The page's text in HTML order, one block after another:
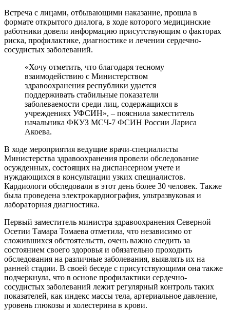
Встреча с лицами, отбывающими наказание, прошла в
формате открытого диалога, в ходе которого медицинские
работники довели информацию присутствующим о факторах
риска, профилактике, диагностике и лечении сердечно-
сосудистых заболеваний.
«Хочу отметить, что благодаря тесному
взаимодействию с Министерством
здравоохранения республики удается
поддерживать стабильные показатели
заболеваемости среди лиц, содержащихся в
учреждениях УФСИН», – пояснила заместитель
начальника ФКУЗ МСЧ-7 ФСИН России Лариса
Акоева.
В ходе мероприятия ведущие врачи-специалисты
Министерства здравоохранения провели обследование
осужденных, состоящих на диспансерном учете и
нуждающихся в консультации узких специалистов.
Кардиологи обследовали в этот день более 30 человек. Также
была проведена электрокардиография, ультразвуковая и
лабораторная диагностика.
Первый заместитель министра здравоохранения Северной
Осетии Тамара Томаева отметила, что независимо от
сложившихся обстоятельств, очень важно следить за
состоянием своего здоровья и обязательно проходить
обследования на различные заболевания, выявлять их на
ранней стадии. В своей беседе с присутствующими она также
подчеркнула, что в основе профилактики сердечно-
сосудистых заболеваний лежит регулярный контроль таких
показателей, как индекс массы тела, артериальное давление,
уровень глюкозы и холестерина в крови.